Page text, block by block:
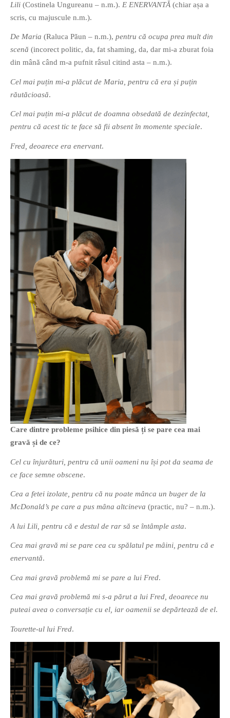
Lili (Costinela Ungureanu – n.m.). E ENERVANTĂ (chiar așa a
scris, cu majuscule n.m.).
De Maria (Raluca Păun – n.m.), pentru că ocupa prea mult din
scenă (incorect politic, da, fat shaming, da, dar mi-a zburat foia
din mână când m-a pufnit râsul citind asta – n.m.).
Cel mai puțin mi-a plăcut de Maria, pentru că era și puțin
răutăcioasă.
Cel mai puțin mi-a plăcut de doamna obsedată de dezinfectat,
pentru că acest tic te face să fii absent în momente speciale.
Fred, deoarece era enervant.
Care dintre probleme psihice din piesă ți se pare cea mai
gravă și de ce?
Cel cu înjurături, pentru că unii oameni nu își pot da seama de
ce face semne obscene.
Cea a fetei izolate, pentru că nu poate mânca un buger de la
McDonald’s pe care a pus mâna altcineva (practic, nu? – n.m.).
A lui Lili, pentru că e destul de rar să se întâmple asta.
Cea mai gravă mi se pare cea cu spălatul pe mâini, pentru că e
enervantă.
Cea mai gravă problemă mi se pare a lui Fred.
Cea mai gravă problemă mi s-a părut a lui Fred, deoarece nu
puteai avea o conversație cu el, iar oamenii se depărtează de el.
Tourette-ul lui Fred.